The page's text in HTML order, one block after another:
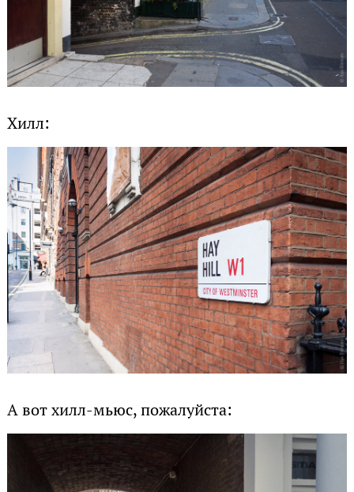
Хилл:
А вот хилл-мьюс, пожалуйста: